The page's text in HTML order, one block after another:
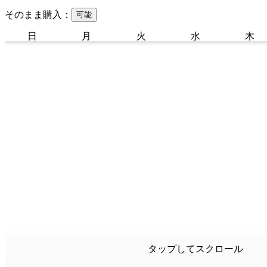
そのまま購入： 可能
日 月 火 水 木
タップしてスクロール